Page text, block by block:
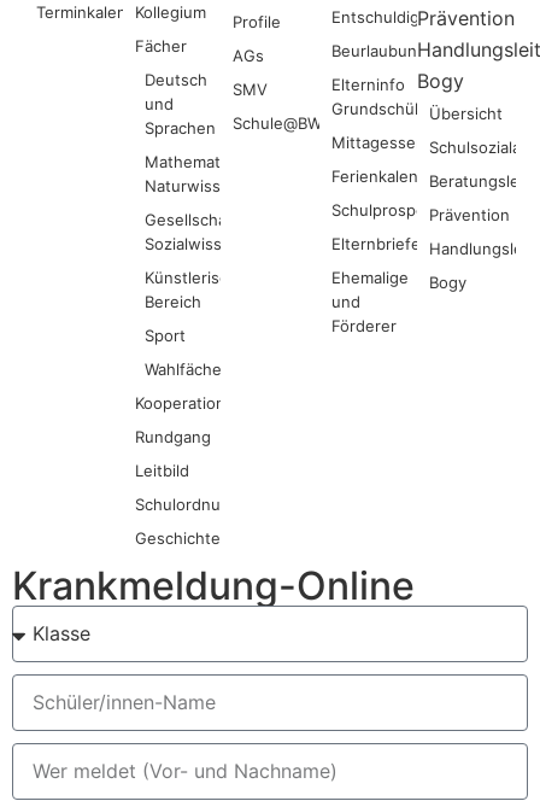
TerminkalenderKollegium
Fächer
Deutsch
und
Sprachen
Mathematik und
Naturwissenschaften
Gesellschafts- und
Sozialwissenschaften
Künstlerischer
Bereich
Sport
Wahlfächer
Kooperationen
Rundgang
Leitbild
Schulordnung
Geschichte
Profile
AGs
SMV
Schule@BW
Entschuldigung
Beurlaubung
Elterninfo
Grundschüler
Mittagessen
Ferienkalender
Schulprospekt
Elternbriefe
Ehemalige
und
Förderer
Prävention
Bogy
Übersicht
Prävention
Bogy
Krankmeldung-Online